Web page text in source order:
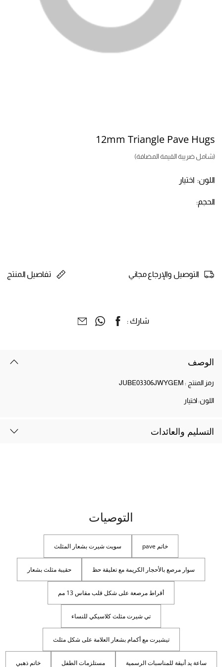
12mm Triangle Pave Hugs
(شامل ضريبة القيمة المضافة)
اللون:اختيار
الحجم:
التوصيل والإرجاع مجاني تفاصيل المنتج
شارك :
الوصف
رمز المنتج : JUBE03306JWYGEM
اللون:اختيار
التسليم والعائدات
التوصيات
خاتم pave سويت شيرت بشعار المثلث
سوار مرصع بالأحجار الكريمة مع تعليقة حظ حقيبة مثلث بشعار
أقراط مرصعة على شكل قلب مقاس 13 مم
تي شيرت مثلث كلاسيكي للنساء
تيشيرت مع أكمام بشعار العلامة على شكل مثلث
ساعة يد أنيقة للمناسبات الرسمية مستلزمات الطفل خاتم ذهبي